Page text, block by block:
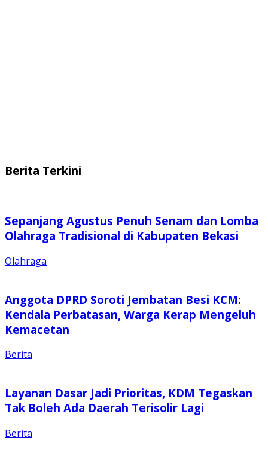
Berita Terkini
Sepanjang Agustus Penuh Senam dan Lomba
Olahraga Tradisional di Kabupaten Bekasi
Olahraga
Anggota DPRD Soroti Jembatan Besi KCM:
Kendala Perbatasan, Warga Kerap Mengeluh
Kemacetan
Berita
Layanan Dasar Jadi Prioritas, KDM Tegaskan
Tak Boleh Ada Daerah Terisolir Lagi
Berita